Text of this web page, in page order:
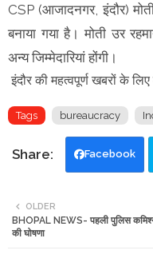
CSP (आजादनगर, इंदौर)
बनाया गया है। मोती उर
अन्य जिम्मेदारियां होंगी।
इंदौर की महत्वपूर्ण खबरों के
Tags bureaucracy
Facebook
OLDER
BHOPAL NEWS- पहली पुलिस
की घोषणा